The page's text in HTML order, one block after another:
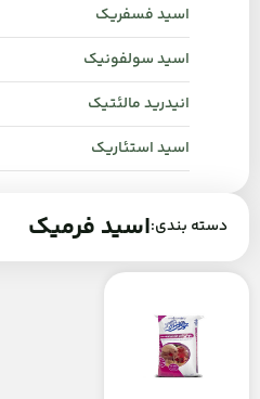
اسید فسفریک
اسید سولفونیک
انیدرید مالئتیک
اسید استئاریک
دسته بندی:اسید فرمیک